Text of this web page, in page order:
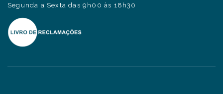
Segunda a Sexta das 9h00 às 18h30